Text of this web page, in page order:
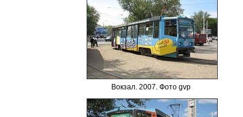
Вокзал. 2007. Фото gvp